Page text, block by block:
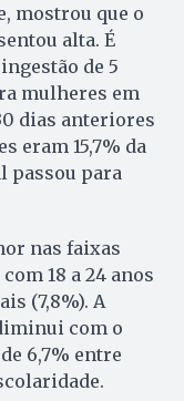
mostrou que o
alta. É
de 5
mulheres em
dias anteriores
eram 15,7% da
passou para
nas faixas
18 a 24 anos
(7,8%). A
com o
6,7% entre